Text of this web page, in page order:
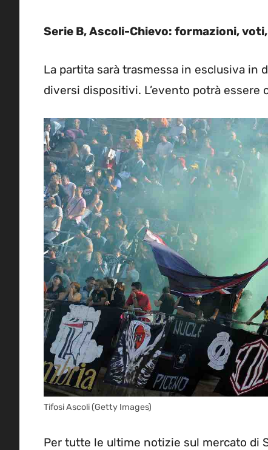
Serie B, Ascoli-Chievo: formazioni,
La partita sarà trasmessa in esclusiva in
diversi dispositivi. L’evento potrà
Tifosi Ascoli (Getty Images)
Per tutte le ultime notizie sul mercato di